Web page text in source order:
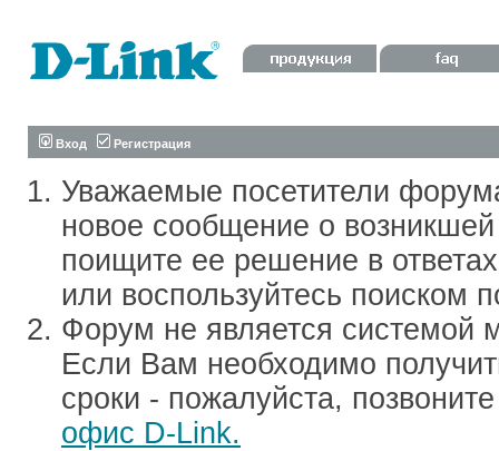
Вход Регистрация
Уважаемые посетители
новое сообщение о
поищите ее решение в
или воспользуйтесь поиском
Форум не является системой
Если Вам необходимо
сроки - пожалуйста,
офис D-Link.